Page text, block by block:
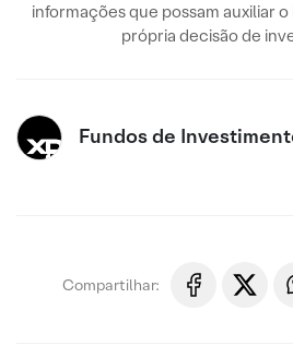
informações que possam auxiliar
própria decisão de
Fundos de
Compartilhar: